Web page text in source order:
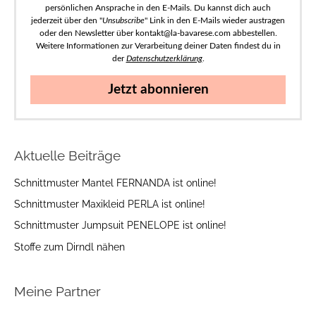
persönlichen Ansprache in den E-Mails. Du kannst dich auch
jederzeit über den "Unsubscribe" Link in den E-Mails wieder austragen
oder den Newsletter über kontakt@la-bavarese.com abbestellen.
Weitere Informationen zur Verarbeitung deiner Daten findest du in
derDatenschutzerklärung.
Jetzt abonnieren
Aktuelle Beiträge
Schnittmuster Mantel FERNANDA ist online!
Schnittmuster Maxikleid PERLA ist online!
Schnittmuster Jumpsuit PENELOPE ist online!
Stoffe zum Dirndl nähen
Meine Partner